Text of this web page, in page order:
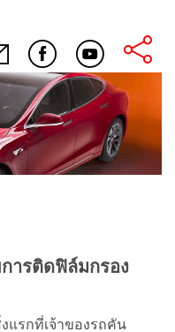
ารติดฟิล์มกรอง
แรกที่เจ้าของรถคัน